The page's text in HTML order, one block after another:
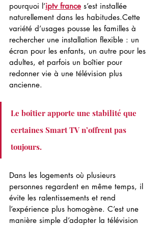
pourquoi l’iptv france s’est installée
naturellement dans les habitudes.Cette
variété d’usages pousse les familles à
rechercher une installation flexible : un
écran pour les enfants, un autre pour les
adultes, et parfois un boîtier pour
redonner vie à une télévision plus
ancienne.
Le boîtier apporte une stabilité que
certaines Smart TV n’offrent pas
toujours.
Dans les logements où plusieurs
personnes regardent en même temps, il
évite les ralentissements et rend
l’expérience plus homogène. C’est une
manière simple d’adapter la télévision